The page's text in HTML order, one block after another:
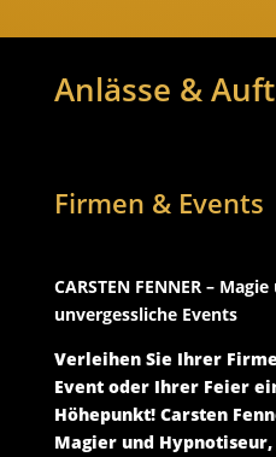
Anlässe &
Firmen & Events
CARSTEN FENNER –
unvergessliche Events
Verleihen Sie Ihrer
Event oder Ihrer Feier
Höhepunkt! Carsten
Magier und